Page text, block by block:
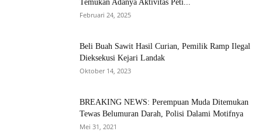
Temukan Adanya Aktivitas Peti...
Februari 24, 2025
Beli Buah Sawit Hasil Curian, Pemilik Ramp Ilegal
Dieksekusi Kejari Landak
Oktober 14, 2023
BREAKING NEWS: Perempuan Muda Ditemukan
Tewas Belumuran Darah, Polisi Dalami Motifnya
Mei 31, 2021